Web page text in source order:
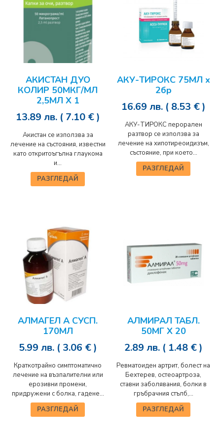
АКИСТАН ДУО
КОЛИР 50МКГ/МЛ
2,5МЛ Х 1
13.89 лв. ( 7.10 € )
Акистан се използва за
лечение на състояния, известни
като откритоъгълна глаукома
и...
РАЗГЛЕДАЙ
АКУ-ТИРОКС 75МЛ x
2бр
16.69 лв. ( 8.53 € )
АКУ-ТИРОКС перорален
разтвор се използва за
лечение на хипотиреоидизъм,
състояние, при което...
РАЗГЛЕДАЙ
АЛМАГЕЛ А СУСП.
170МЛ
5.99 лв. ( 3.06 € )
Краткотрайно симптоматично
лечение на възпалителни или
ерозивни промени,
придружени с болка, гадене...
РАЗГЛЕДАЙ
АЛМИРАЛ ТАБЛ.
50МГ Х 20
2.89 лв. ( 1.48 € )
Ревматоиден артрит, болест на
Бехтерев, остеоартроза,
ставни заболявания, болки в
гръбрачния стълб,...
РАЗГЛЕДАЙ